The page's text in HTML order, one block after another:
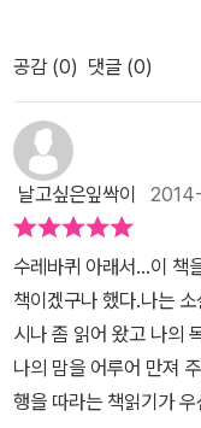
이렇게 된 데는 저 양반
놀라며 무슨 소리냐는 듯
그렇다는 말이오.” “어
하겠소. 그만둡시다. 어
소홀했던 건 사실이지 않소?
오늘날 우리에게 보내는
초기 작품으로『데미안
자신의 목소리를 그대로 담
한민국의 교육 현실을
08년 전, 헤르만 헤세가
리나라의 상황은 여기서
시절 이후 정말 오랜만
고 싶은 생각이 든다....
의 시기를 겪고 있는 건
한 두려움때문에 심한
데 그의 우려와 달리 차
수 없는 두통과 친구인
지게 되고 결국 학교까지
라고 생각했는데 막상
지 못하고 방황하게 됩
상황과 너무 닮아 있어
이래서 고전이란 말을
이겨내고 또래소년들과
점 빈번해진다.<한스는 '
어려웠을까>사실과 현
하는 경우가 있다.사람에
봉을 통해 그 사람을 파
본다.우리 사회는 자본
간과 비용의 효율을 따
과 수고로움을 미리 예
것'과 '못난 것'을 구분하
유만으로 집중하기에는 '
고 만으로도 사회속에서
경향 중 하나는 <힐링
공감 (0) 댓글 (0)
날고싶은잎싹이
수레바퀴 아래서...이 책
책이겠구나 했다.나는
시나 좀 읽어 왔고 나의
나의 맘을 어루어 만져
행을 따라는 책읽기가